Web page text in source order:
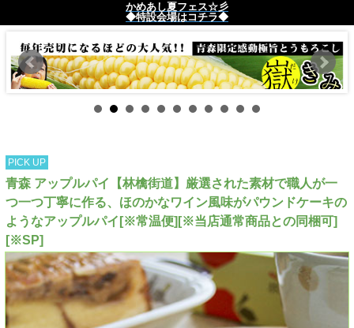
かめあし夏フェス☆彡
◆特設会場はコチラ◆
PICK UP
青森 アップルパイ【林檎街道】厳選された素材で職人が一
つ一つ丁寧に作る、ほのかなワイン風味がパウンドケーキの
ようなアップルパイ[※常温便][※当店通常商品との同梱可]
[※SP]